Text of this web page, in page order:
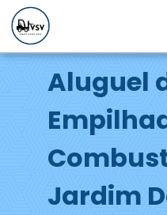
Aluguel
Jardim